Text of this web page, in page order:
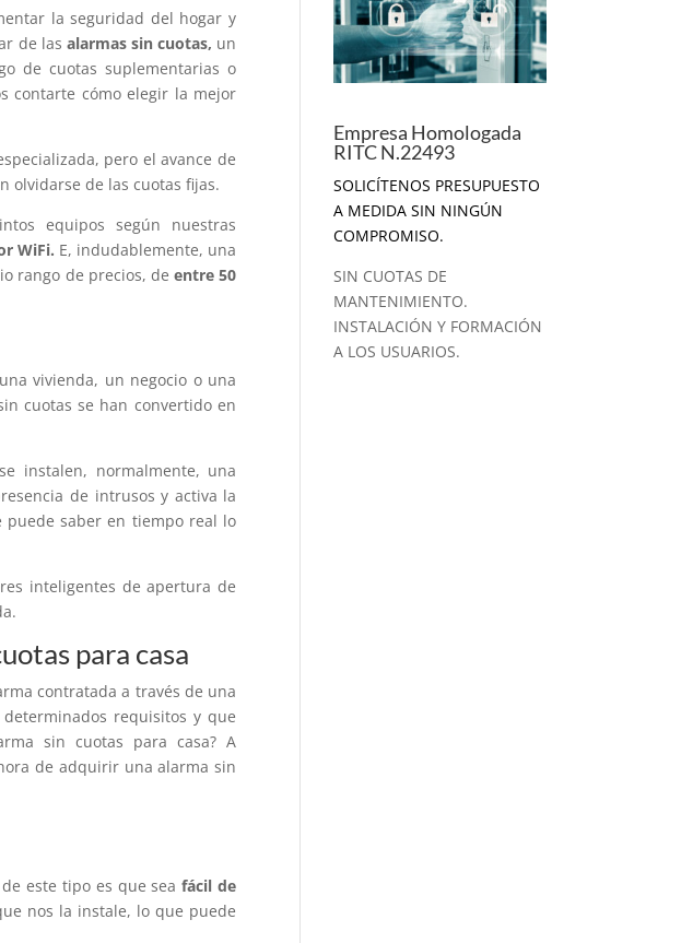
la seguridad del hogar y
de las alarmas sin cuotas, un
de cuotas suplementarias o
contarte cómo elegir la mejor
pero el avance de
olvidarse de las cuotas fijas.
equipos según nuestras
WiFi. E, indudablemente, una
rango de precios, de entre 50
vivienda, un negocio o una
cuotas se han convertido en
instalen, normalmente, una
de intrusos y activa la
puede saber en tiempo real lo
inteligentes de apertura de
para casa
contratada a través de una
requisitos y que
sin cuotas para casa? A
de adquirir una alarma sin
este tipo es que seafácil de
nos la instale, lo que puede
Empresa Homologada
RITC N.22493
SOLICÍTENOS PRESUPUESTO
A MEDIDA SIN NINGÚN
COMPROMISO.
SIN CUOTAS DE
MANTENIMIENTO.
INSTALACIÓN Y FORMACIÓN
A LOS USUARIOS.